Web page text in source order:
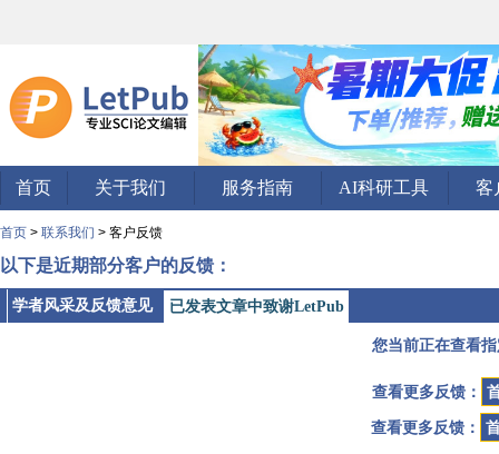
首页 关于我们 服务指南 AI科研工具 客
首页 > 联系我们 > 客户反馈
以下是近期部分客户的反馈：
学者风采及反馈意见 已发表文章中致谢LetPub
您当前正在查看
查看更多反馈：
查看更多反馈：